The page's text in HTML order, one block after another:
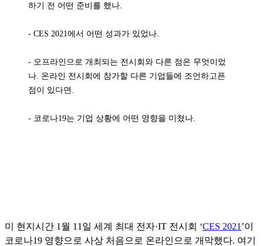
하기 전 어떤 준비를 했나.
- CES 2021에서 어떤 성과가 있었나.
- 오프라인으로 개최되는 전시회와 다른 점은 무엇이었
나. 온라인 전시회에 참가할 다른 기업들에 조언하고픈
점이 있다면.
- 코로나19는 기업 상황에 어떤 영향을 미쳤나.
미 현지시간 1월 11일 세계 최대 전자·IT 전시회 ‘CES 2021 ’이
코로나19 영향으로 사상 처음으로 온라인으로 개막했다. 여기